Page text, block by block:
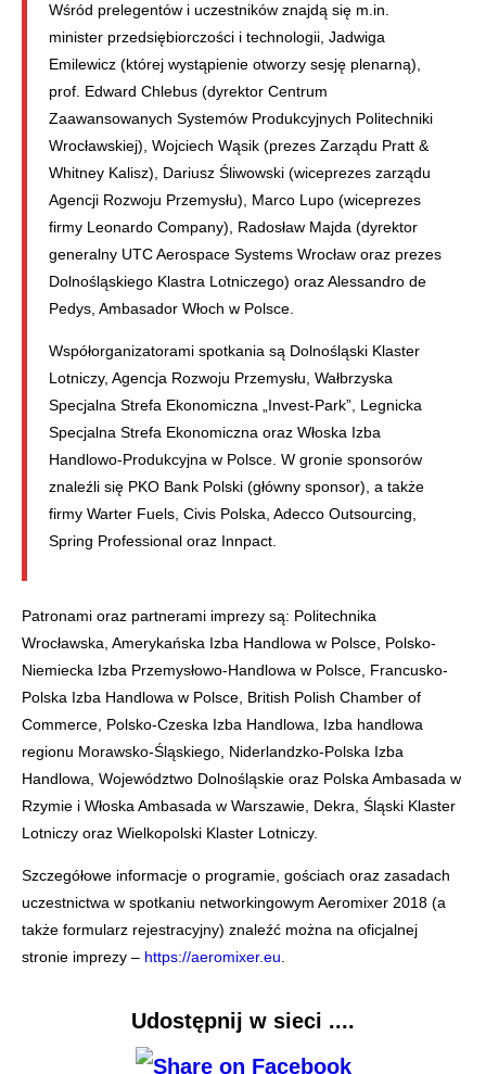
Wśród prelegentów i uczestników znajdą się m.in.
minister przedsiębiorczości i technologii, Jadwiga
Emilewicz (której wystąpienie otworzy sesję plenarną),
prof. Edward Chlebus (dyrektor Centrum
Zaawansowanych Systemów Produkcyjnych Politechniki
Wrocławskiej), Wojciech Wąsik (prezes Zarządu Pratt &
Whitney Kalisz), Dariusz Śliwowski (wiceprezes zarządu
Agencji Rozwoju Przemysłu), Marco Lupo (wiceprezes
firmy Leonardo Company), Radosław Majda (dyrektor
generalny UTC Aerospace Systems Wrocław oraz prezes
Dolnośląskiego Klastra Lotniczego) oraz Alessandro de
Pedys, Ambasador Włoch w Polsce.
Współorganizatorami spotkania są Dolnośląski Klaster
Lotniczy, Agencja Rozwoju Przemysłu, Wałbrzyska
Specjalna Strefa Ekonomiczna „Invest-Park”, Legnicka
Specjalna Strefa Ekonomiczna oraz Włoska Izba
Handlowo-Produkcyjna w Polsce. W gronie sponsorów
znaleźli się PKO Bank Polski (główny sponsor), a także
firmy Warter Fuels, Civis Polska, Adecco Outsourcing,
Spring Professional oraz Innpact.
Patronami oraz partnerami imprezy są: Politechnika
Wrocławska, Amerykańska Izba Handlowa w Polsce, Polsko-
Niemiecka Izba Przemysłowo-Handlowa w Polsce, Francusko-
Polska Izba Handlowa w Polsce, British Polish Chamber of
Commerce, Polsko-Czeska Izba Handlowa, Izba handlowa
regionu Morawsko-Śląskiego, Niderlandzko-Polska Izba
Handlowa, Województwo Dolnośląskie oraz Polska Ambasada w
Rzymie i Włoska Ambasada w Warszawie, Dekra, Śląski Klaster
Lotniczy oraz Wielkopolski Klaster Lotniczy.
Szczegółowe informacje o programie, gościach oraz zasadach
uczestnictwa w spotkaniu networkingowym Aeromixer 2018 (a
także formularz rejestracyjny) znaleźć można na oficjalnej
stronie imprezy – https://aeromixer.eu
Udostępnij w sieci ....